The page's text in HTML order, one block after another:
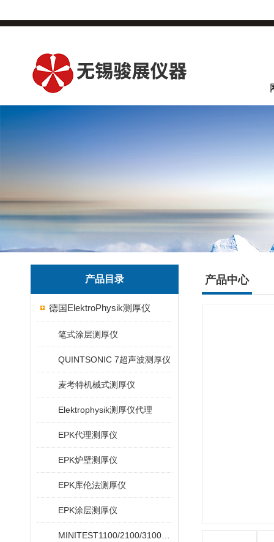
产品目录
德国ElektroPhysik测厚仪
笔式涂层测厚仪
QUINTSONIC 7超声波测厚仪
麦考特机械式测厚仪
Elektrophysik测厚仪代理
EPK代理测厚仪
EPK炉壁测厚仪
EPK库伦法测厚仪
EPK涂层测厚仪
产品中心